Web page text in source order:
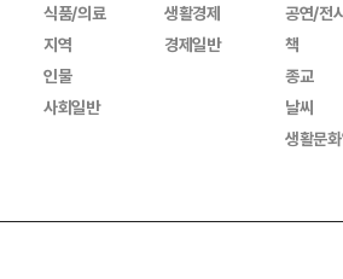
식품/의료
지역
인물
사회일반
생활경제
경제일반
공연/전
책
종교
날씨
생활문